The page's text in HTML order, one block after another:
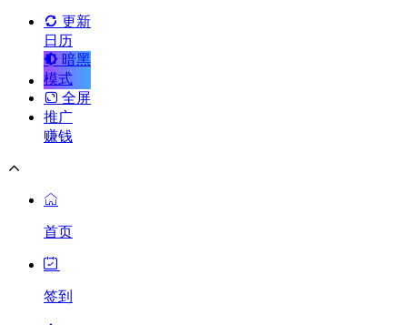
更新
日历
暗黑
模式
全屏
推广
赚钱
首页
签到